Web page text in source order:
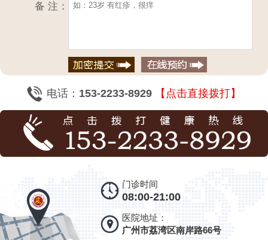
备 注：
电话： 153-2233-8929 【点击直接拨打】
门诊时间
08:00-21:00
医院地址：
广州市荔湾区南岸路66号